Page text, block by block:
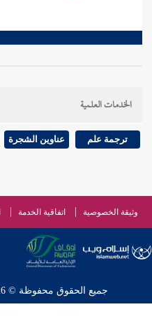
الخدمات العلمية
ترجمة علم عناوين الشجرة
وثيقة الخصوصية اتفاقية الخدمة
جميع الحقوق محفوظة © 2026 - 1998 لشبكة إسلام ويب